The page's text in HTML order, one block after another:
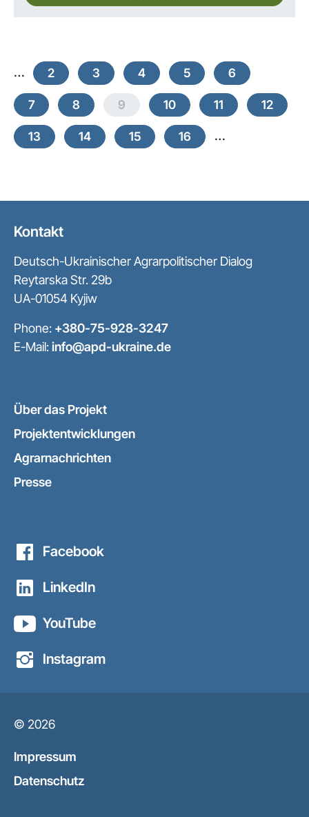
… 2 3 4 5 6
7 8 9 10 11 12
13 14 15 16 …
Kontakt
Deutsch-Ukrainischer Agrarpolitischer Dialog
Reytarska Str. 29b
UA-01054 Kyjiw
Phone: +380-75-928-3247
E-Mail:info@apd-ukraine.de
Über das Projekt
Projektentwicklungen
Agrarnachrichten
Presse
Facebook
LinkedIn
YouTube
Instagram
© 2026
Impressum
Datenschutz